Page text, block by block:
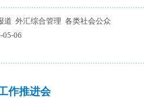
道 外汇综合管理 各类社会公众
05-06
作推进会